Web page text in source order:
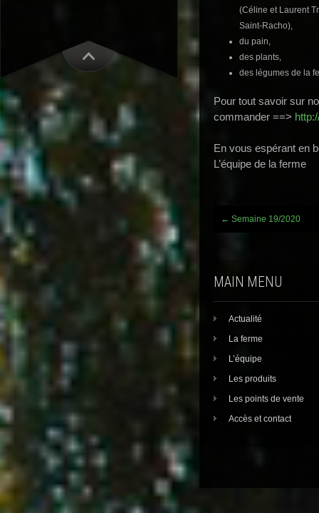
(Céline et Laurent
Saint-Racho),
du pain,
des plants,
des légumes de la
Pour tout savoir sur
commander ==>
En vous espérant en
L’équipe de la ferme
Post
navigation
← Semaine 19/2020
MAIN MENU
Actualité
La ferme
L’équipe
Les produits
Les points de vente
Accès et contact